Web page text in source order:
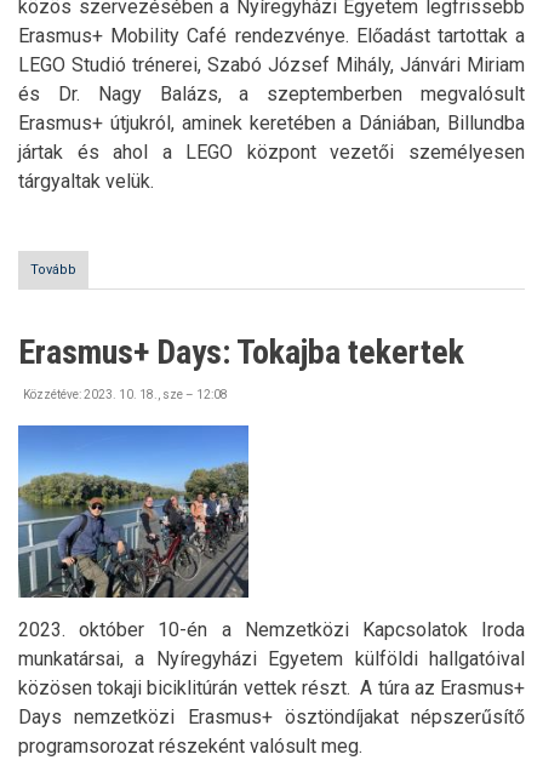
közös szervezésében a Nyíregyházi Egyetem legfrissebb
Erasmus+ Mobility Café rendezvénye. Előadást tartottak a
LEGO Studió trénerei, Szabó József Mihály, Jánvári Miriam
és Dr. Nagy Balázs, a szeptemberben megvalósult
Erasmus+ útjukról, aminek keretében a Dániában, Billundba
jártak és ahol a LEGO központ vezetői személyesen
tárgyaltak velük.
Tovább
Café)
Erasmus+ Days: Tokajba tekertek
Közzétéve:2023. 10. 18., sze – 12:08
2023. október 10-én a Nemzetközi Kapcsolatok Iroda
munkatársai, a Nyíregyházi Egyetem külföldi hallgatóival
közösen tokaji biciklitúrán vettek részt. A túra az Erasmus+
Days nemzetközi Erasmus+ ösztöndíjakat népszerűsítő
programsorozat részeként valósult meg.